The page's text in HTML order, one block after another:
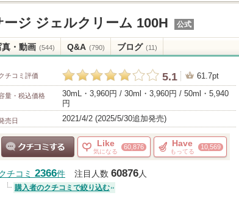
ジ ジェルクリーム 100H 公式
・動画 (544) Q&A (790) ブログ (11)
チコミ評価 5.1 61.7pt
量・税込価格
30mL・3,960円 / 30ml・3,960円 / 50ml・5,940
円
売日 2021/4/2 (2025/5/30追加発売)
Like
気になる
60,876 Have
もってる
10,569
チコミ 2366件 注目人数 60876人
購入者のクチコミで絞り込む